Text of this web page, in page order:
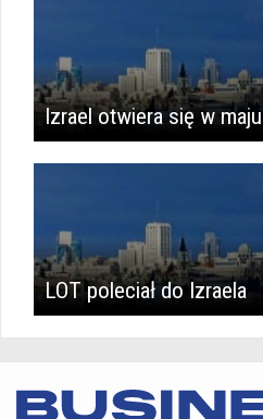
Izrael otwiera się w maju
LOT poleciał do Izraela